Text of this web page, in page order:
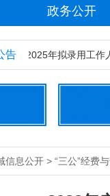
政务公开
告
室2025年拟录用工作人
息公开 > “三公”经费